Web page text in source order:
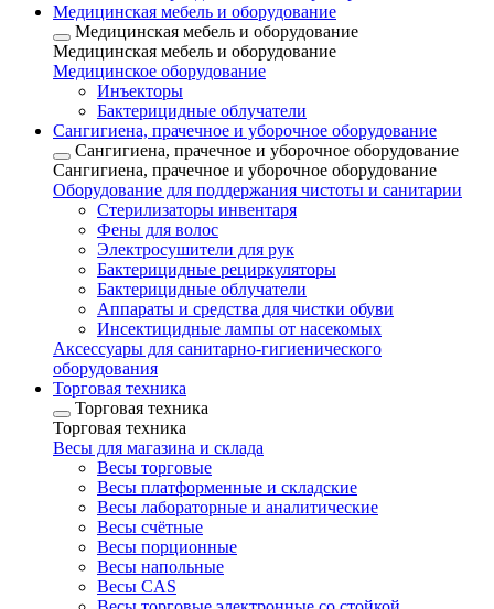
Медицинская мебель и оборудование
Медицинская мебель и оборудование
Медицинская мебель и оборудование
Медицинское оборудование
Инъекторы
Бактерицидные облучатели
Сангигиена, прачечное и уборочное оборудование
Сангигиена, прачечное и уборочное оборудование
Сангигиена, прачечное и уборочное оборудование
Оборудование для поддержания чистоты и санитарии
Стерилизаторы инвентаря
Фены для волос
Электросушители для рук
Бактерицидные рециркуляторы
Бактерицидные облучатели
Аппараты и средства для чистки обуви
Инсектицидные лампы от насекомых
Аксессуары для санитарно-гигиенического
оборудования
Торговая техника
Торговая техника
Торговая техника
Весы для магазина и склада
Весы торговые
Весы платформенные и складские
Весы лабораторные и аналитические
Весы счётные
Весы порционные
Весы напольные
Весы CAS